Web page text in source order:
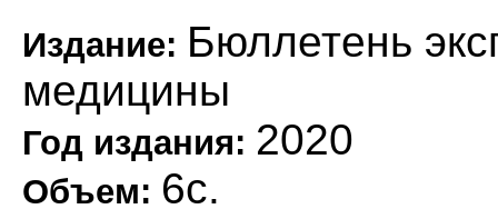
Издание: Бюллетень
медицины
Год издания: 2020
Объем: 6с.